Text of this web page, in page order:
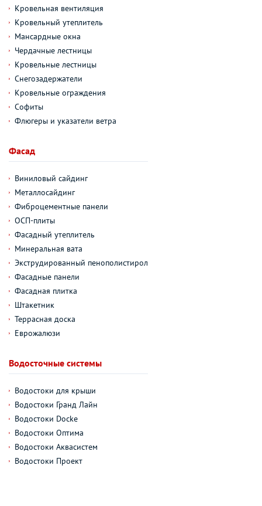
Кровельная вентиляция
Кровельный утеплитель
Мансардные окна
Чердачные лестницы
Кровельные лестницы
Снегозадержатели
Кровельные ограждения
Софиты
Флюгеры и указатели ветра
Фасад
Виниловый сайдинг
Металлосайдинг
Фиброцементные панели
ОСП-плиты
Фасадный утеплитель
Минеральная вата
Экструдированный пенополистирол
Фасадные панели
Фасадная плитка
Штакетник
Террасная доска
Еврожалюзи
Водосточные системы
Водостоки для крыши
Водостоки Гранд Лайн
Водостоки Docke
Водостоки Оптима
Водостоки Аквасистем
Водостоки Проект